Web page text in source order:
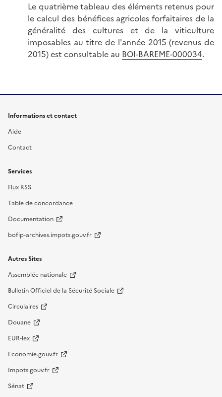
Le quatrième tableau des éléments retenus pour
le calcul des bénéfices agricoles forfaitaires de la
généralité des cultures et de la viticulture
imposables au titre de l'année 2015 (revenus de
2015) est consultable au BOI-BAREME-000034.
Informations et contact
Aide
Contact
Services
Flux RSS
Table de concordance
Documentation
bofip-archives.impots.gouv.fr
Autres Sites
Assemblée nationale
Bulletin Officiel de la Sécurité Sociale
Circulaires
Douane
EUR-lex
Economie.gouv.fr
Impots.gouv.fr
Sénat